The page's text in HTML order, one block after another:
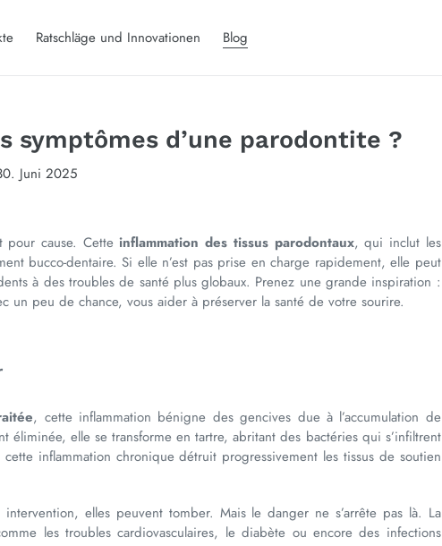
Ratschläge und Innovationen Blog
symptômes d’une parodontite ?
Juni 2025
pour cause. Cetteinflammation des tissus parodontaux, qui inclut les
bucco-dentaire. Si elle n’est pas prise en charge rapidement, elle peut
à des troubles de santé plus globaux. Prenez une grande inspiration :
un peu de chance, vous aider à préserver la santé de votre sourire.
, cette inflammation bénigne des gencives due à l’accumulation de
éliminée, elle se transforme en tartre, abritant des bactéries qui s’infiltrent
inflammation chronique détruit progressivement les tissus de soutien
elles peuvent tomber. Mais le danger ne s’arrête pas là. La
les troubles cardiovasculaires, le diabète ou encore des infections